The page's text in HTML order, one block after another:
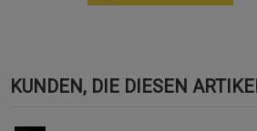
KUNDEN, DIE DIESEN